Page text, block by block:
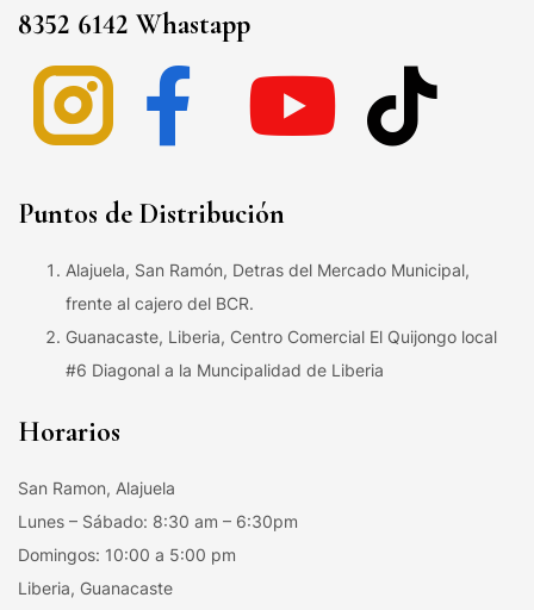
8352 6142 Whastapp
Puntos de Distribución
Alajuela, San Ramón, Detras del Mercado Municipal,
frente al cajero del BCR.
Guanacaste, Liberia, Centro Comercial El Quijongo local
#6 Diagonal a la Muncipalidad de Liberia
Horarios
San Ramon, Alajuela
Lunes – Sábado: 8:30 am – 6:30pm
Domingos: 10:00 a 5:00 pm
Liberia, Guanacaste